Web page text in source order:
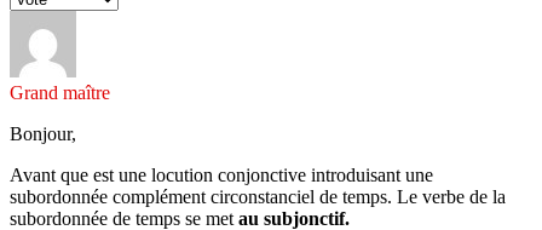
Grand maître
Bonjour,
Avant que est une locution conjonctive introduisant une
subordonnée complément circonstanciel de temps. Le verbe de la
subordonnée de temps se met au subjonctif.